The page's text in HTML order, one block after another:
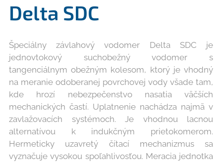
Delta SDC
Špeciálny závlahový vodomer Delta SDC je
jednovtokový suchobežný vodomer s
tangenciálnym obežným kolesom, ktorý je vhodný
na meranie odoberanej povrchovej vody všade tam,
kde hrozí nebezpečenstvo nasatia väčších
mechanických častí. Uplatnenie nachádza najmä v
zavlažovacích systémoch. Je vhodnou lacnou
alternatívou k indukčným prietokomerom.
Hermeticky uzavretý čítací mechanizmus sa
vyznačuje vysokou spoľahlivosťou. Meracia jednotka